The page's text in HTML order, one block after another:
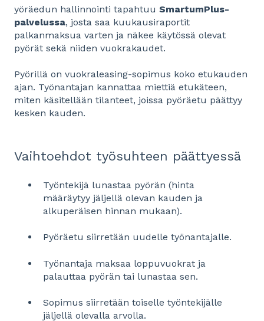
yöräedun hallinnointi tapahtuu SmartumPlus-
palvelussa, josta saa kuukausiraportit
palkanmaksua varten ja näkee käytössä olevat
pyörät sekä niiden vuokrakaudet.
Pyörillä on vuokraleasing-sopimus koko etukauden
ajan. Työnantajan kannattaa miettiä etukäteen,
miten käsitellään tilanteet, joissa pyöräetu päättyy
kesken kauden.
Vaihtoehdot työsuhteen päättyessä
Työntekijä lunastaa pyörän (hinta
määräytyy jäljellä olevan kauden ja
alkuperäisen hinnan mukaan).
Pyöräetu siirretään uudelle työnantajalle.
Työnantaja maksaa loppuvuokrat ja
palauttaa pyörän tai lunastaa sen.
Sopimus siirretään toiselle työntekijälle
jäljellä olevalla arvolla.